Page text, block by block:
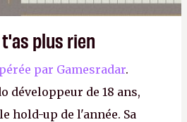
plus rien
par Gamesradar.
développeur de 18 ans,
hold-up de l'année. Sa